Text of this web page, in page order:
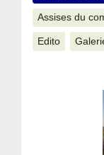
Assises du
Edito